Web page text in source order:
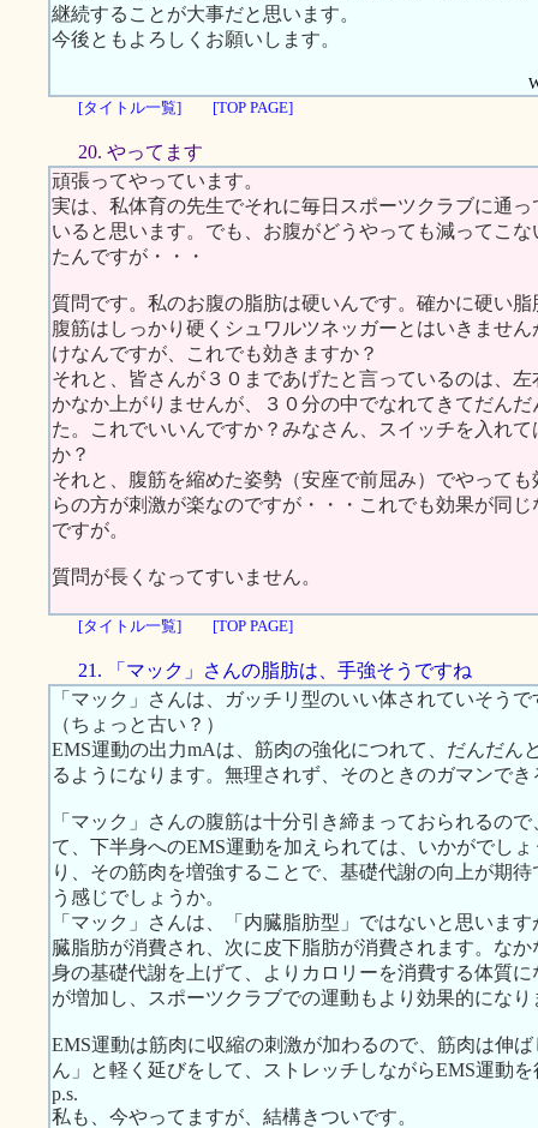
継続することが大事だと思います。
今後ともよろしくお願いします。
[タイトル一覧]
[TOP PAGE]
20. やってます
頑張ってやっています。
実は、私体育の先生でそれに毎日スポーツクラブに通
いると思います。でも、お腹がどうやっても減ってこ
たんですが・・・
質問です。私のお腹の脂肪は硬いんです。確かに硬い
腹筋はしっかり硬くシュワルツネッガーとはいきませ
けなんですが、これでも効きますか？
それと、皆さんが３０まであげたと言っているのは、
かなか上がりませんが、３０分の中でなれてきてだん
た。これでいいんですか？みなさん、スイッチを入れ
か？
それと、腹筋を縮めた姿勢（安座で前屈み）でやって
らの方が刺激が楽なのですが・・・これでも効果が同
ですが。
質問が長くなってすいません。
[タイトル一覧] [TOP PAGE]
21. 「マック」さんの脂肪は、手強そうですね
「マック」さんは、ガッチリ型のいい体されていそう
（ちょっと古い？）
EMS運動の出力mAは、筋肉の強化につれて、だんだん
るようになります。無理されず、そのときのガマンで
「マック」さんの腹筋は十分引き締まっておられるの
て、下半身へのEMS運動を加えられては、いかがでし
り、その筋肉を増強することで、基礎代謝の向上が期
う感じでしょうか。
「マック」さんは、「内臓脂肪型」ではないと思いま
臓脂肪が消費され、次に皮下脂肪が消費されます。な
身の基礎代謝を上げて、よりカロリーを消費する体質
が増加し、スポーツクラブでの運動もより効果的になり
EMS運動は筋肉に収縮の刺激が加わるので、筋肉は伸
ん」と軽く延びをして、ストレッチしながらEMS運動
p.s.
私も、今やってますが、結構きついです。